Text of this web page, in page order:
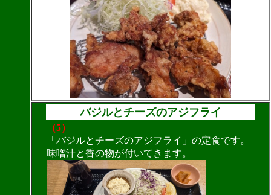
バジルとチーズのアジフライ
（5）
「バジルとチーズのアジフライ」の定食です。
味噌汁と香の物が付いてきます。